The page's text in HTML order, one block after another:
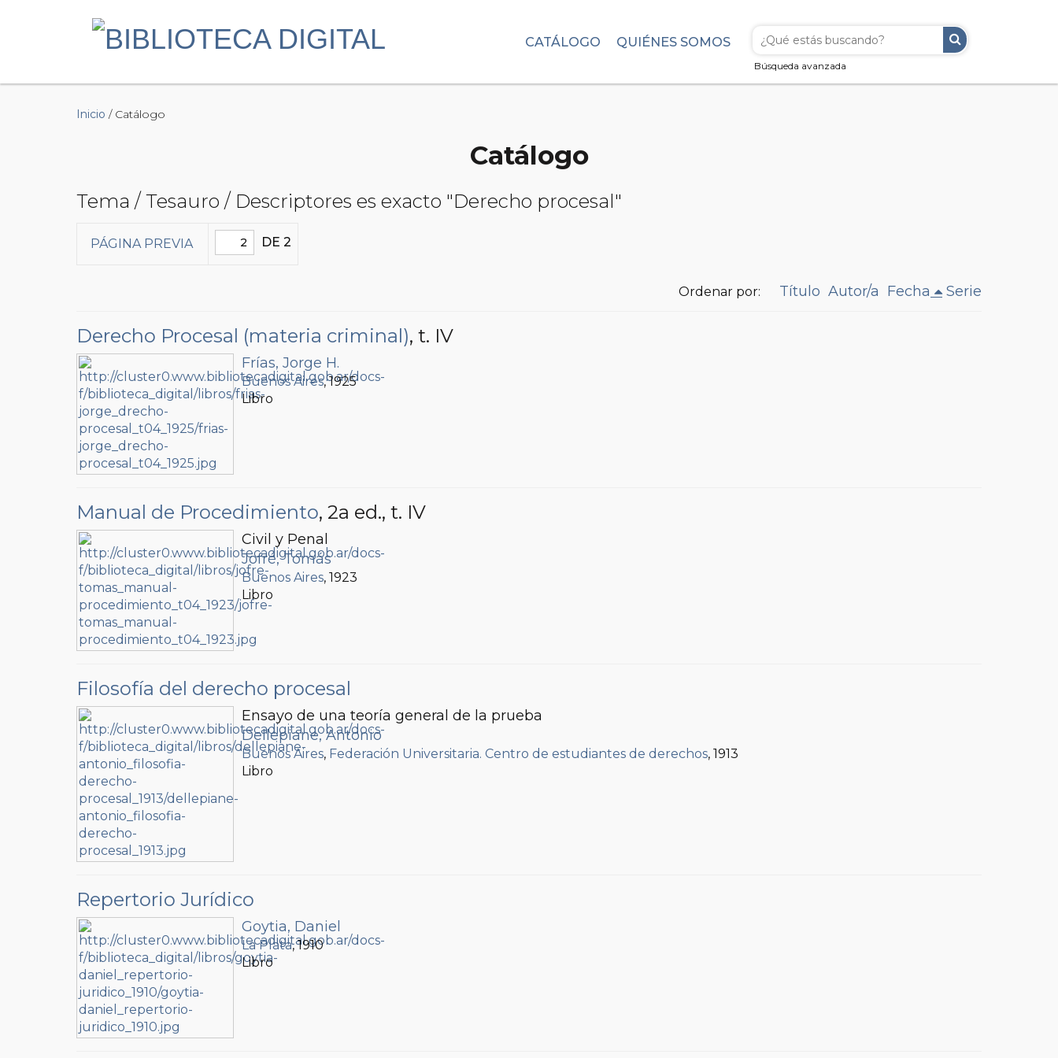
Búsqueda avanzada
CATÁLOGO QUIÉNES SOMOS
Inicio / Catálogo
Catálogo
Tema / Tesauro / Descriptores es exacto "Derecho procesal"
PÁGINA PREVIA DE 2
Ordenar por: Título Autor/a Fecha Serie
Derecho Procesal (materia criminal), t. IV
Frías, Jorge H.
Buenos Aires, 1925
Libro
Manual de Procedimiento, 2a ed., t. IV
Civil y Penal
Jofré, Tomás
Buenos Aires, 1923
Libro
Filosofía del derecho procesal
Ensayo de una teoría general de la prueba
Dellepiane, Antonio
Buenos Aires, Federación Universitaria. Centro de estudiantes de derechos, 1913
Libro
Repertorio Jurídico
Goytia, Daniel
La Plata, 1910
Libro